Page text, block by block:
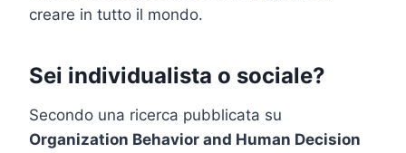
creare in tutto il mondo.
Sei individualista o sociale?
Secondo una ricerca pubblicata su
Organization Behavior and Human Decision